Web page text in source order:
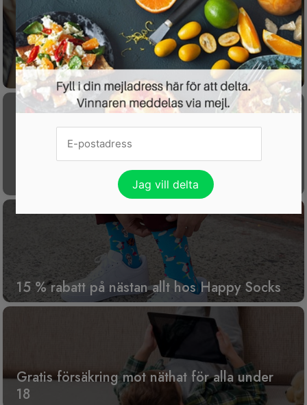
Gratis tävling för dig som har husdjur
Få koll på din ekonomi med gratisappen
15 % rabatt på nästan allt hos Happy Socks
Gratis försäkring mot näthat för alla under
18